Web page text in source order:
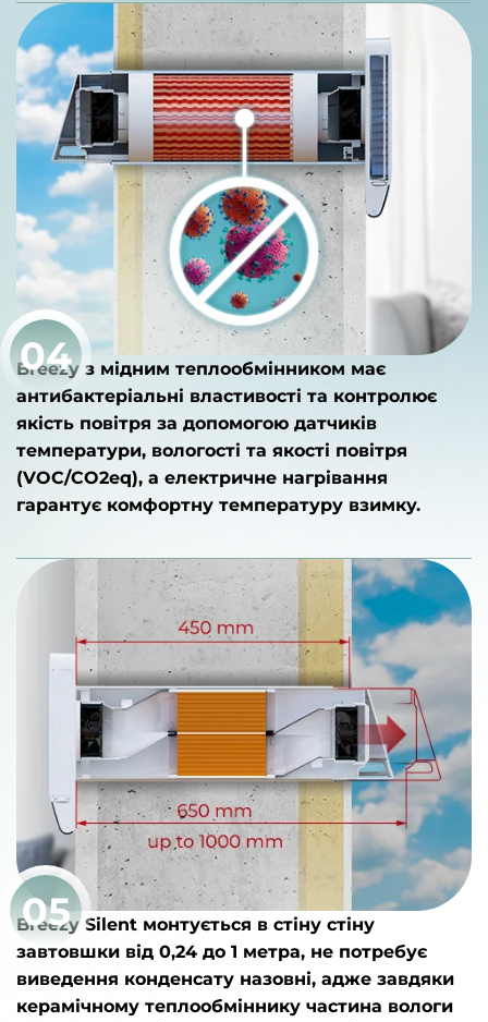
Breezy з мідним теплообмінником має
антибактеріальні властивості та контролює
якість повітря за допомогою датчиків
температури, вологості та якості повітря
(VOC/CO2eq), а електричне нагрівання
гарантує комфортну температуру взимку.
04
Breezy Silent монтується в стіну стіну
завтовшки від 0,24 до 1 метра, не потребує
виведення конденсату назовні, адже завдяки
керамічному теплообміннику частина вологи
05